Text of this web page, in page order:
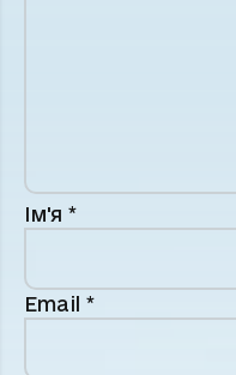
Ім'я *
Email *